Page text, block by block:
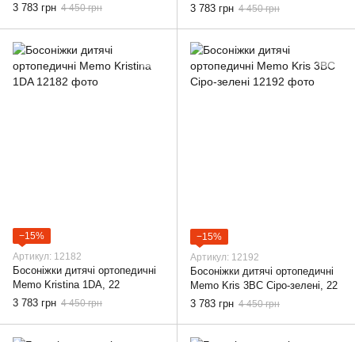
3 783 грн 4 450 грн
3 783 грн 4 450 грн
−15%
Артикул: 12182
Босоніжки дитячі ортопедичні
Memo Kristina 1DA, 22
3 783 грн 4 450 грн
−15%
Артикул: 12192
Босоніжки дитячі ортопедичні
Memo Kris 3BC Сіро-зелені, 22
3 783 грн 4 450 грн